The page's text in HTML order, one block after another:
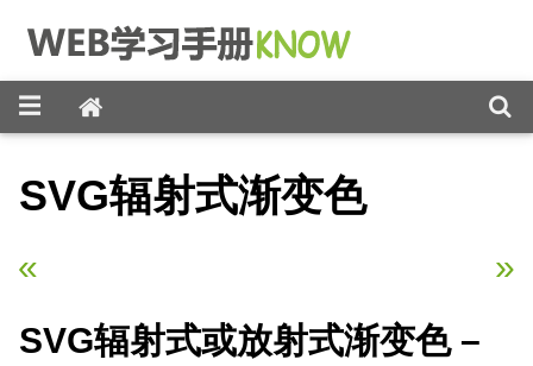
☰
SVG辐射式渐变色
«上一章 下一章»
SVG辐射式或放射式渐变色 –